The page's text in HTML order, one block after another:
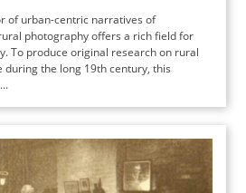
of urban-centric narratives of
photography offers a rich field for
To produce original research on rural
during the long 19th century, this